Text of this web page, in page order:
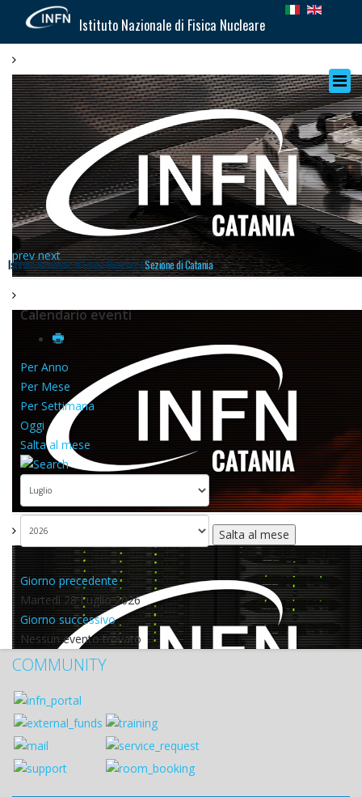
Istituto Nazionale di Fisica Nucleare
prev next
Istituto Nazionale di Fisica Nucleare |Sezione di Catania
Calendario eventi
Per Anno
Per Mese
Per Settimana
Oggi
Salta al mese
Salta al mese
Giorno precedente
Martedì 28 Luglio 2026
Giorno successivo
Nessun evento trovato
COMMUNITY